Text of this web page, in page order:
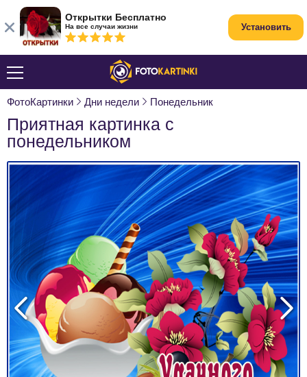
ФотоКартинки Дни недели Понедельник
Приятная картинка с
понедельником
Открытки Бесплатно
На все случаи жизни Установить